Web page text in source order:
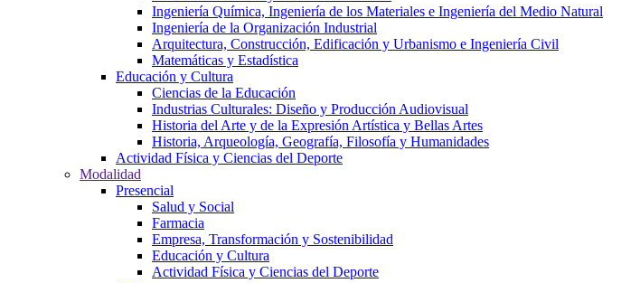
Ingeniería Química, Ingeniería de los Materiales e Ingeniería del Medio Natural
Ingeniería de la Organización Industrial
Arquitectura, Construcción, Edificación y Urbanismo e Ingeniería Civil
Matemáticas y Estadística
Educación y Cultura
Ciencias de la Educación
Industrias Culturales: Diseño y Producción Audiovisual
Historia del Arte y de la Expresión Artística y Bellas Artes
Historia, Arqueología, Geografía, Filosofía y Humanidades
Actividad Física y Ciencias del Deporte
Modalidad
Presencial
Salud y Social
Farmacia
Empresa, Transformación y Sostenibilidad
Educación y Cultura
Actividad Física y Ciencias del Deporte